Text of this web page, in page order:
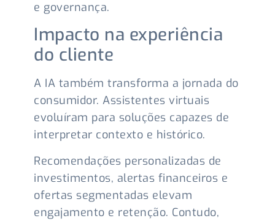
e governança.
Impacto na experiência
do cliente
A IA também transforma a jornada do
consumidor. Assistentes virtuais
evoluíram para soluções capazes de
interpretar contexto e histórico.
Recomendações personalizadas de
investimentos, alertas financeiros e
ofertas segmentadas elevam
engajamento e retenção. Contudo,